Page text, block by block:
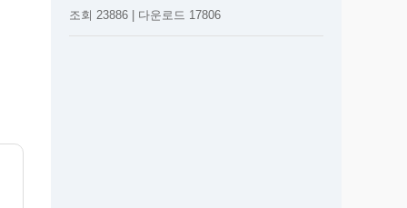
조회 23886 | 다운로드 17806